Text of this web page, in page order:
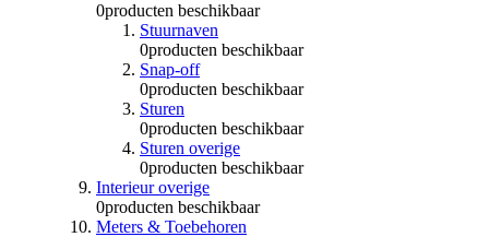
0producten beschikbaar
Stuurnaven
0producten beschikbaar
Snap-off
0producten beschikbaar
Sturen
0producten beschikbaar
Sturen overige
0producten beschikbaar
Interieur overige
0producten beschikbaar
Meters & Toebehoren